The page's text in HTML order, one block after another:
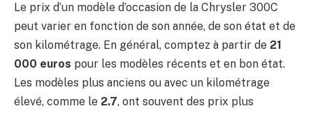
Le prix d’un modèle d’occasion de la Chrysler 300C
peut varier en fonction de son année, de son état et de
son kilométrage. En général, comptez à partir de 21
000 euros pour les modèles récents et en bon état.
Les modèles plus anciens ou avec un kilométrage
élevé, comme le 2.7, ont souvent des prix plus